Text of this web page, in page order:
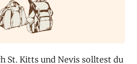
St. Kitts und Nevis solltest du